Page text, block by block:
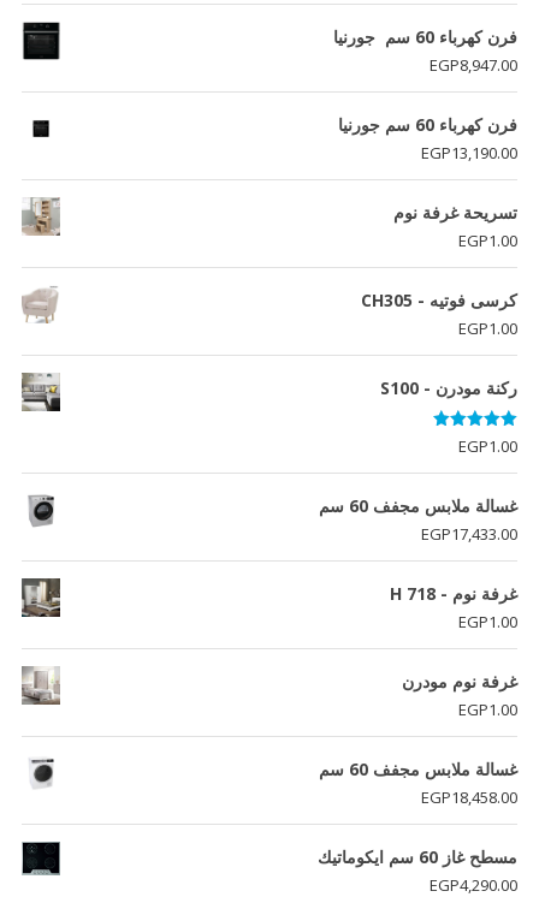
فرن كهرباء 60 سم جورنيا
EGP8,947.00
فرن كھرباء 60 سم جورنيا
EGP13,190.00
تسريحة غرفة نوم
EGP1.00
كرسى فوتيه - CH305
EGP1.00
ركنة مودرن - S100
تم التقييم
5.00
من 5
EGP1.00
غسالة ملابس مجفف 60 سم
EGP17,433.00
غرفة نوم - H 718
EGP1.00
غرفة نوم مودرن
EGP1.00
غسالة ملابس مجفف 60 سم
EGP18,458.00
مسطح غاز 60 سم ايكوماتيك
EGP4,290.00